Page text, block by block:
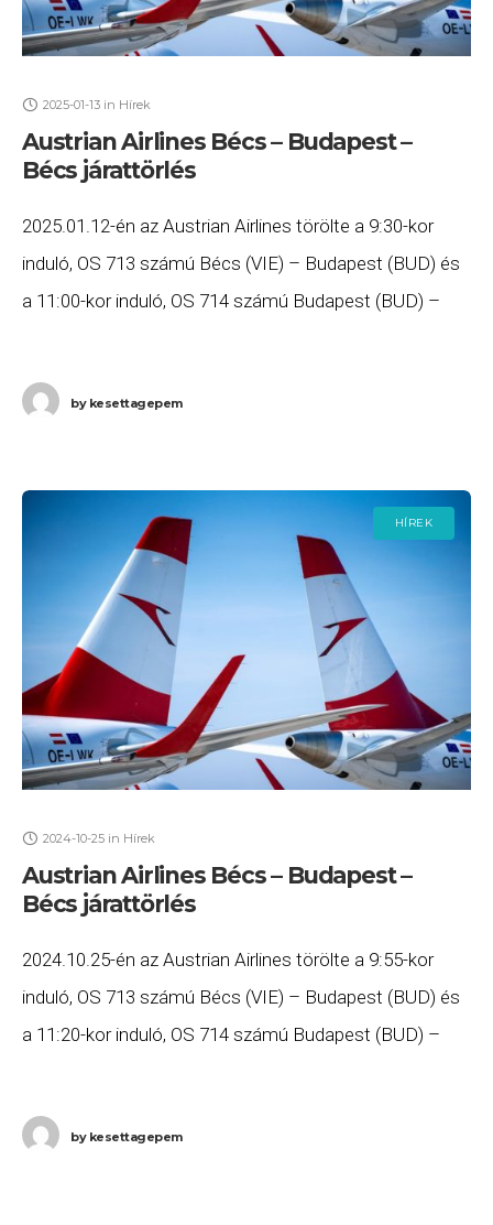
2025-01-13 in Hírek
Austrian Airlines Bécs – Budapest –
Bécs járattörlés
2025.01.12-én az Austrian Airlines törölte a 9:30-kor
induló, OS 713 számú Bécs (VIE) – Budapest (BUD) és
a 11:00-kor induló, OS 714 számú Budapest (BUD) –
bykesettagepem
HÍREK
2024-10-25 in Hírek
Austrian Airlines Bécs – Budapest –
Bécs járattörlés
2024.10.25-én az Austrian Airlines törölte a 9:55-kor
induló, OS 713 számú Bécs (VIE) – Budapest (BUD) és
a 11:20-kor induló, OS 714 számú Budapest (BUD) –
bykesettagepem